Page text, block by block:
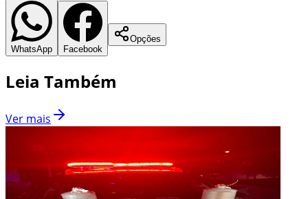
WhatsApp Facebook
Opções
Leia Também
Ver mais